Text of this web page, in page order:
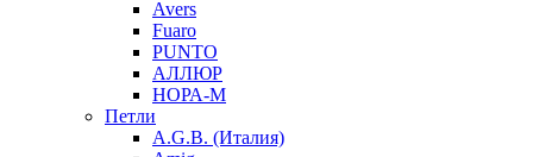
Avers
Fuaro
PUNTO
АЛЛЮР
НОРА-М
Петли
A.G.B. (Италия)